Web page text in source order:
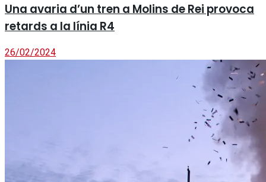
Una avaria d’un tren a Molins de Rei provoca
retards a la línia R4
26/02/2024